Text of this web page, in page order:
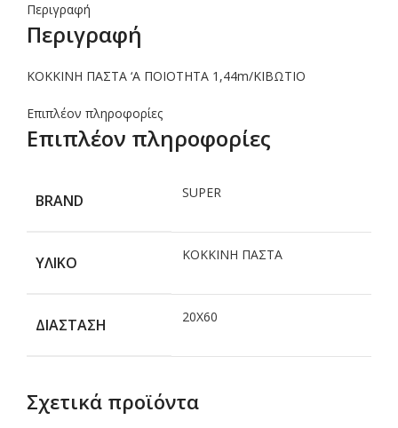
Περιγραφή
Περιγραφή
ΚΟΚΚΙΝΗ ΠΑΣΤΑ ‘Α ΠΟΙΟΤΗΤΑ 1,44m/ΚΙΒΩΤΙΟ
Επιπλέον πληροφορίες
Επιπλέον πληροφορίες
BRAND SUPER
ΥΛΙΚΟ ΚΟΚΚΙΝΗ ΠΑΣΤΑ
ΔΙΑΣΤΑΣΗ 20Χ60
Σχετικά προϊόντα